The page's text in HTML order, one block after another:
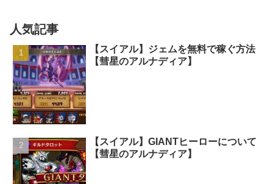
人気記事
【スイアル】ジェムを無料で稼ぐ方法
【彗星のアルナディア】
【スイアル】GIANTヒーローについて
【彗星のアルナディア】